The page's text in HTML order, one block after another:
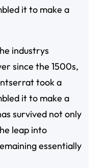
it to make a
industrys
since the 1500s,
took a
it to make a
survived not only
leap into
essentially